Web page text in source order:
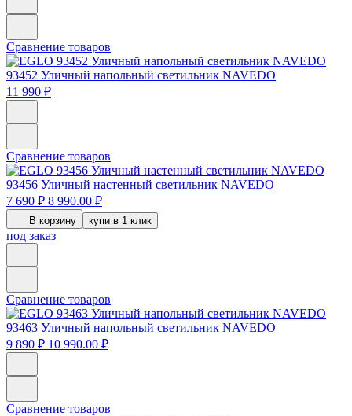
Сравнение товаров
93452 Уличный напольный светильник NAVEDO
11 990 ₽
Сравнение товаров
93456 Уличный настенный светильник NAVEDO
7 690 ₽ 8 990.00 ₽
В корзину купи в 1 клик
под заказ
Сравнение товаров
93463 Уличный напольный светильник NAVEDO
9 890 ₽ 10 990.00 ₽
Сравнение товаров